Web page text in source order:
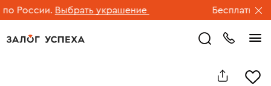
России. Выбрать украшение Бесплатная